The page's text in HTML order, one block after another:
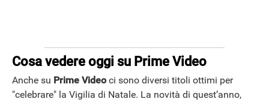
Cosa vedere oggi su Prime Video
Anche su Prime Videoci sono diversi titoli ottimi per
"celebrare" la Vigilia di Natale. La novità di quest’anno,